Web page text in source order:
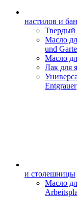
настилов и
Твердый
Масло
und
Масло
Лак для
Entgrauer
и столешницы
Масло